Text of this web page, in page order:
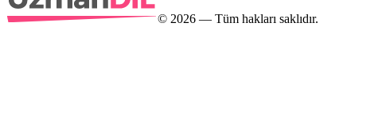
© 2026 — Tüm hakları saklıdır.